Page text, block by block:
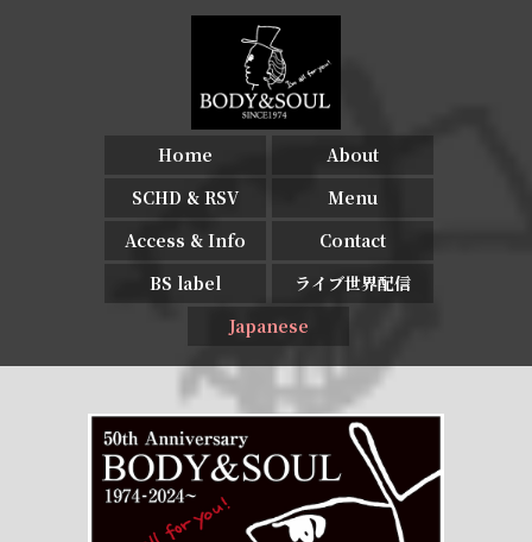
Home
About
SCHD & RSV
Menu
Access & Info
Contact
BS label
ライブ世界配信
Japanese